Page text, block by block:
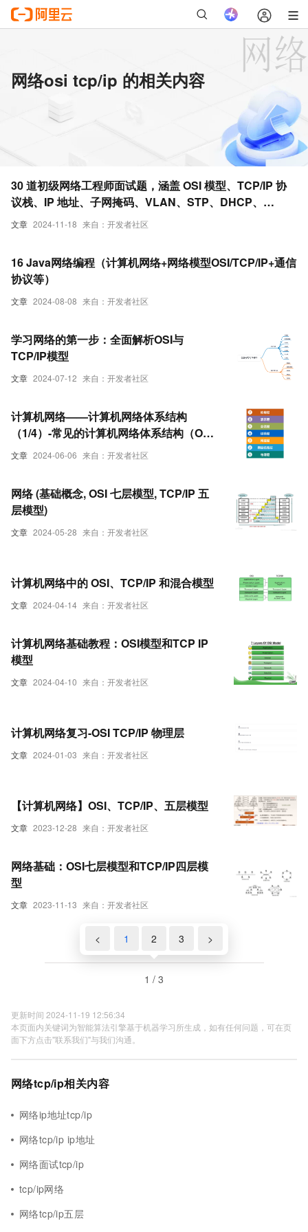
网络osi tcp/ip 的相关内容
文章 2024-11-18 来自：开发者社区
30 道初级网络工程师面试题，涵盖 OSI 模型、TCP/IP 协
议栈、IP 地址、子网掩码、VLAN、STP、DHCP、
DNS、防火墙、NAT、VPN 等基础知识和技术，帮助小白
文章 2024-08-08 来自：开发者社区
16 Java网络编程（计算机网络+网络模型OSI/TCP/IP+通信
协议等）
文章 2024-07-12 来自：开发者社区
学习网络的第一步：全面解析OSI与
TCP/IP模型
文章 2024-06-06 来自：开发者社区
计算机网络——计算机网络体系结构
（1/4）-常见的计算机网络体系结构（OSI
体系、TCP/IP体系、原理体系五层协议）
文章 2024-05-28 来自：开发者社区
网络 (基础概念, OSI 七层模型, TCP/IP 五
层模型)
文章 2024-04-14 来自：开发者社区
计算机网络中的 OSI、TCP/IP 和混合模型
文章 2024-04-10 来自：开发者社区
计算机网络基础教程：OSI模型和TCP IP
模型
文章 2024-01-03 来自：开发者社区
计算机网络复习-OSI TCP/IP 物理层
文章 2023-12-28 来自：开发者社区
【计算机网络】OSI、TCP/IP、五层模型
文章 2023-11-13 来自：开发者社区
网络基础：OSI七层模型和TCP/IP四层模
型
< 1 2 3 >
1 / 3
更新时间 2024-11-19 12:56:34
本页面内关键词为智能算法引擎基于机器学习所生成，如有任何问题，可在页
面下方点击"联系我们"与我们沟通。
网络tcp/ip相关内容
网络ip地址tcp/ip
网络tcp/ip ip地址
网络面试tcp/ip
tcp/ip网络
网络tcp/ip五层